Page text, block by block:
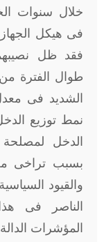
خلال سنوات
فى هيكل الجهاز
فقد ظل
الشديد فى
نمط توزيع
الدخل لمصلحة
بسبب تراخى
والقيود
الناصر فى
المؤشرات